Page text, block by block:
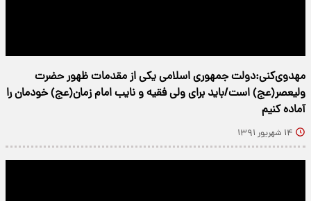
مهدوی‌کنی:دولت جمهوری اسلامی یکی از مقدمات ظهور حضرت
ولیعصر(عج) است/باید برای ولی فقیه و نایب امام زمان(عج) خودمان را
آماده کنیم
۱۴ شهریور ۱۳۹۱